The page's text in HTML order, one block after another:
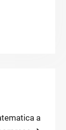
a